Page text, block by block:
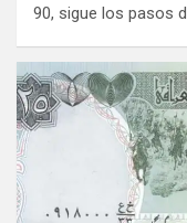
90, sigue los pasos